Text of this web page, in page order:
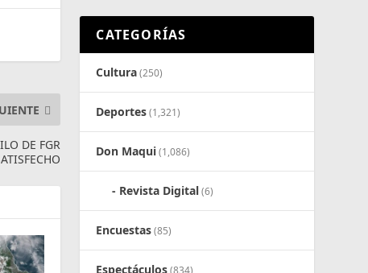
DE FGR
CATEGORÍAS
Cultura(250)
Deportes(1,321)
Don Maqui(1,086)
Revista Digital(6)
Encuestas(85)
Espectáculos